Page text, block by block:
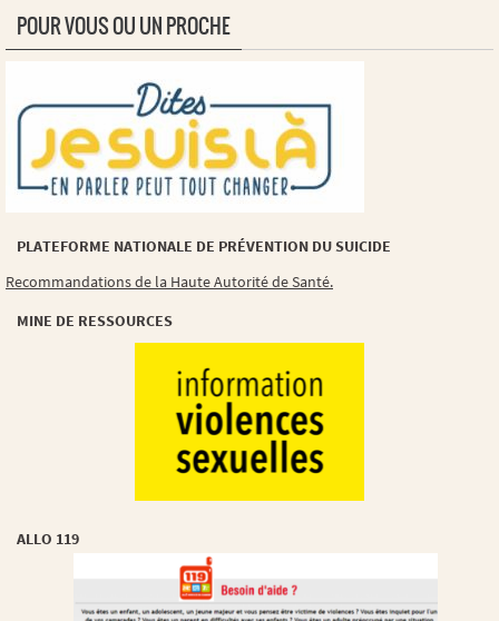
POUR VOUS OU UN PROCHE
PLATEFORME NATIONALE DE PRÉVENTION DU SUICIDE
Recommandations de la Haute Autorité de Santé.
MINE DE RESSOURCES
ALLO 119